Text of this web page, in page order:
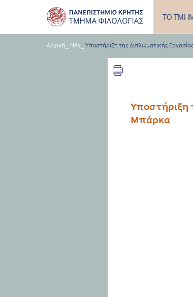
ΤΟ
Αρχική Νέα Υποστήριξη της Διπλωματικής
Υποστήριξη
Μπάρκα